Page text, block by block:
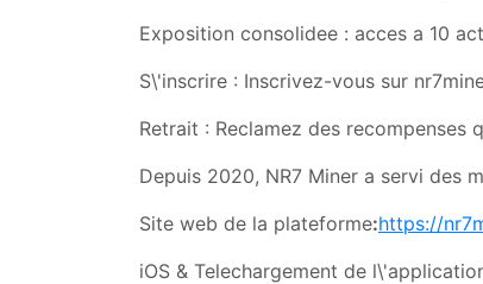
Exposition consolidee : acces a 10
S\'inscrire : Inscrivez-vous sur
Retrait : Reclamez des recompenses
Depuis 2020, NR7 Miner a servi des
Site web de la plateforme:https://
iOS & Telechargement de